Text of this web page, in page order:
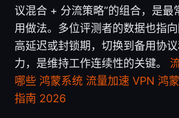
议混合 + 分流策略”的组合，是最
用做法。多位评测者的数据也指
高延迟或封锁期，切换到备用协
力，是维持工作连续性的关键。
哪些 鸿蒙系统 流量加速 VPN 鸿
指南 2026